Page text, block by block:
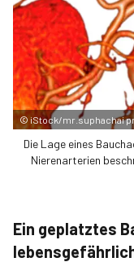
© iStock/mr.suphachai
Die Lage eines
Nierenarterien
Ein geplatztes